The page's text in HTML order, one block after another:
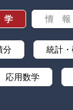
学 情 報
分 統計
応用数学